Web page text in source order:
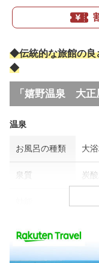
◆伝統的な旅館の良
◆
「嬉野温泉 大正
温泉
お風呂の種類 大
泉質 炭
美
食事場所
朝食 食